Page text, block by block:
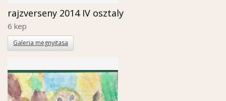
rajzverseny 2014 IV osztaly
6 kep
Galeria megnyitasa